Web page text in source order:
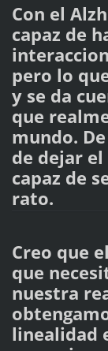
Con el
capaz de
pero lo
y se da
que
mundo.
de dejar
capaz de
rato.
Creo que
que
nuestra
linealidad